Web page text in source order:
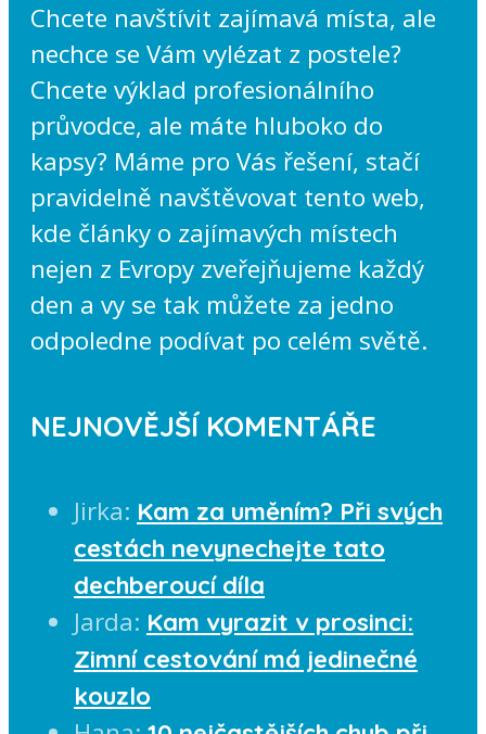
Chcete navštívit zajímavá místa, ale
nechce se Vám vylézat z postele?
Chcete výklad profesionálního
průvodce, ale máte hluboko do
kapsy? Máme pro Vás řešení, stačí
pravidelně navštěvovat tento web,
kde články o zajímavých místech
nejen z Evropy zveřejňujeme každý
den a vy se tak můžete za jedno
odpoledne podívat po celém světě.
NEJNOVĚJŠÍ KOMENTÁŘE
Jirka: Kam za uměním? Při svých
cestách nevynechejte tato
dechberoucí díla
Jarda: Kam vyrazit v prosinci:
Zimní cestování má jedinečné
kouzlo